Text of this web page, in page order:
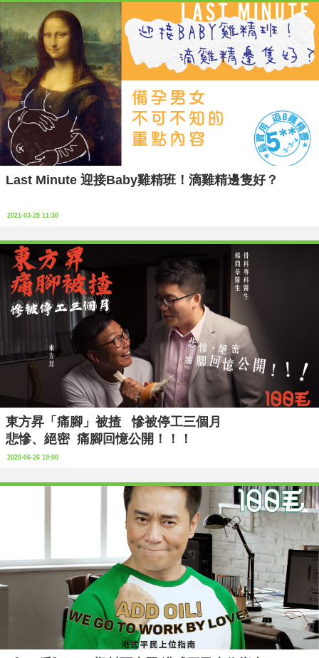
Last Minute 迎接Baby雞精班！滴雞精邊隻好？
2021-03-25 11:30
東方昇「痛腳」被揸 慘被停工三個月
悲慘、絕密 痛腳回憶公開！！！
2020-06-26 19:00